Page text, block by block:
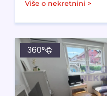
Više o nekretnini >
360°